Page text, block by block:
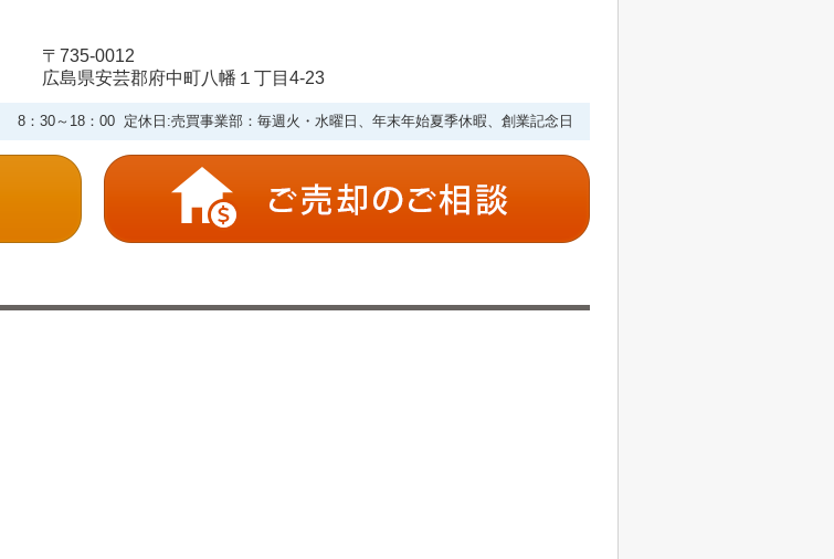
〒735-0012
広島県安芸郡府中町八幡１丁目4-23
8：30～18：00 定休日:売買事業部：毎週火・水曜日、年末年始夏季休暇、創業記念日